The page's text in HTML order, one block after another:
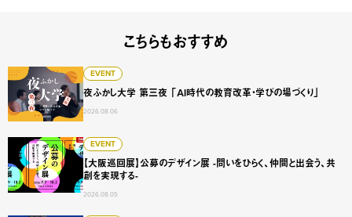
こちらもおすすめ
EVENT
夜ふかし大学 第三夜 「AI時代の教育改革・学びの場づくり」
2026.08.06
夜ふかし大学 第三夜 「AI時代の教育改革・学びの場づくり」
EVENT
【大阪巡回展】公募のデザイン展 -問いをひらく、仲間と出会う、共
創を実現する-
2026.08.05
【大阪巡回展】公募のデザイン展 -問いをひらく、仲間と出